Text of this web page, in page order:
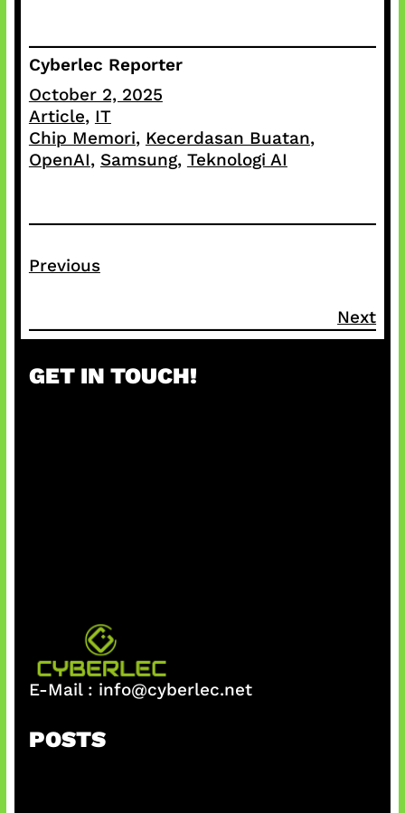
Cyberlec Reporter
October 2, 2025
Article, IT
Chip Memori, Kecerdasan Buatan ,
OpenAI, Samsung, Teknologi AI
Previous
Next
GET IN TOUCH!
E-Mail : info@cyberlec.net
POSTS